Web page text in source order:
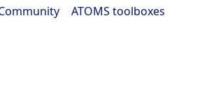
ATOMS toolboxes